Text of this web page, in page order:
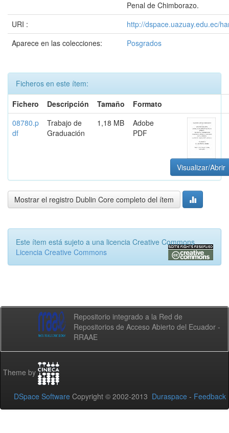
Penal de Chimborazo.
URI :
http://dspace.uazuay.edu.ec/
Aparece en las colecciones:
Posgrados
Ficheros en este ítem:
Fichero
Descripción Tamaño
Formato
08780.p
df
Trabajo de
Graduación
1,18 MB
Adobe
PDF
Visualizar/Abrir
Mostrar el registro Dublin Core completo del ítem
Este ítem está sujeto a una licencia Creative Commons
Licencia Creative Commons
Repositorio integrado a la Red de
Repositorios de Acceso Abierto del Ecuador -
RRAAE
Theme by
DSpace Software Copyright © 2002-2013 Duraspace - Feedback